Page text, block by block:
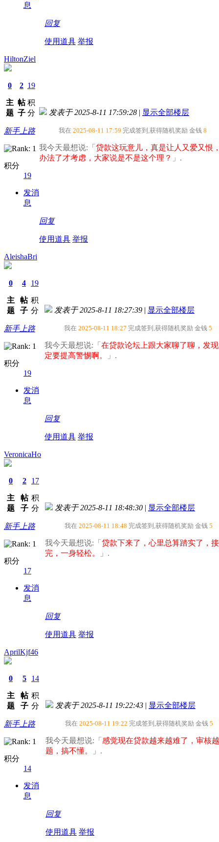
息
回复
使用道具 举报
HiltonZiel
0
主
题
2
帖
子
19
积
分
新手上路
积分
19
发消
息
发表于 2025-8-11 17:59:28 | 显示全部楼层
我在 2025-08-11 17:59 完成签到,获得随机奖励 金钱 8
我今天最想说:「 贷款这玩意儿，真是让人又爱又恨
办法了才考虑，大家说是不是这个理？​ 」.
回复
使用道具 举报
AleishaBri
0
主
题
4
帖
子
19
积
分
新手上路
积分
19
发消
息
发表于 2025-8-11 18:27:39 | 显示全部楼层
我在 2025-08-11 18:27 完成签到,获得随机奖励 金钱 5
我今天最想说:「 在贷款论坛上跟大家聊了聊，发
定要提高警惕啊。​
」.
回复
使用道具 举报
VeronicaHo
0
主
题
2
帖
子
17
积
分
新手上路
积分
17
发消
息
发表于 2025-8-11 18:48:30 | 显示全部楼层
我在 2025-08-11 18:48 完成签到,获得随机奖励 金钱 5
我今天最想说:「 贷款下来了，心里总算踏实了，
完，一身轻松。​
」.
回复
使用道具 举报
AprilKjf46
0
主
题
5
帖
子
14
积
分
新手上路
积分
14
发消
息
发表于 2025-8-11 19:22:43 | 显示全部楼层
我在 2025-08-11 19:22 完成签到,获得随机奖励 金钱 5
我今天最想说:「 感觉现在贷款越来越难了，审核
题，搞不懂。​
」.
回复
使用道具 举报